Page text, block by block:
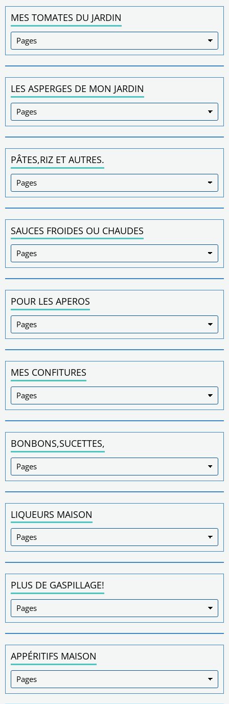
MES TOMATES DU JARDIN
LES ASPERGES DE MON JARDIN
PÂTES,RIZ ET AUTRES.
SAUCES FROIDES OU CHAUDES
POUR LES APEROS
MES CONFITURES
BONBONS,SUCETTES,
LIQUEURS MAISON
PLUS DE GASPILLAGE!
APPÉRITIFS MAISON